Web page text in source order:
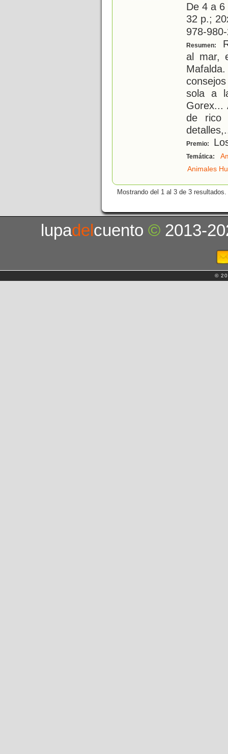
De 4 a
32 p.;
978-
Resumen:
al mar,
sola a
Gorex...
de rico
detalles,
Premio:
Temática:
Animales
Mostrando del 1 al 3 de 3 resultados.
lupadelcuento© 2013-
©